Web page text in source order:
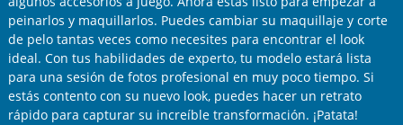
peinarlos y maquillarlos. Puedes cambiar su maquillaje y corte
de pelo tantas veces como necesites para encontrar el look
ideal. Con tus habilidades de experto, tu modelo estará lista
para una sesión de fotos profesional en muy poco tiempo. Si
estás contento con su nuevo look, puedes hacer un retrato
rápido para capturar su increíble transformación. ¡Patata!